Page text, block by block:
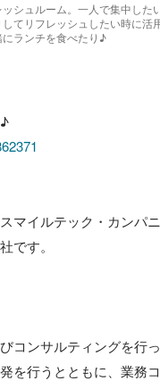
ッシュルーム。一人で集中した
してリフレッシュしたい時に活
にランチを食べたり♪
マイルテック・カンパ
です。
ンサルティングを行っ
を行うとともに、業務